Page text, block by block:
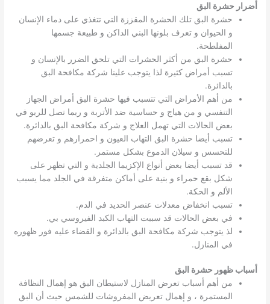
أضرار حشرة البق
حشرة البق تلك الحشرة المقززة التي تتغذي على دماء الإنسان
و الحيوان و تعرف بلونها البني الداكن و طبيعة جسمها
المفلطحة.
حشرة البق من أكثر الحشرات التي تلحق الضرر بالإنسان و
تسبب أمراض كثيرة لذا يتوجب علينا شركة مكافحة البق
بالدائرة.
من أهم الأمراض التي تتسبب فيها حشرة البق أمراض الجهاز
التنفسي و من هياج و حساسية ضد الأتربة و ربما تصل للربو في
بعض الحالات التي تهمل العلاج و شركة مكافحة البق بالدائرة.
تسبب أيضا حشرة البق التهاب العيون و احمرارهم و تعرضهم
للتحسس و سيلان الدموع بشكل مستمر.
قد تسبب أيضا بعض أنواع الإكزيما الجلدية و التي تظهر على
شكل بقع حمراء و بنية على أماكن متفرقة في الجلد مما يسبب
الألم و الحكة.
تسبب انخفاض معدلات عنصر الحديد في الدم.
في بعض الحالات قد سببت التهاب الكبد الفيروسي بي.
لذ يتوجب شركة مكافحة البق بالدائرة و القضاء عليه فور ظهوره
في المنازل.
أسباب ظهور حشرة البق
من أهم أسباب تعرض المنازل لاستيطان البق هو إهمال النظافة
المستمرة ، و إهمال تعريض المفروشات للشمس حيث أن البق